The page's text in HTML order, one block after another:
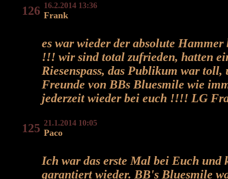
126 16.2.2014 13:36
Frank
es war wieder der absolute Hammer
!!! wir sind total zufrieden, hatten
Riesenspass, das Publikum war toll,
Freunde von BBs Bluesmile wie
jederzeit wieder bei euch !!!! LG
125 21.1.2014 10:05
Paco
Ich war das erste Mal bei Euch und
garantiert wieder. BB's Bluesmile